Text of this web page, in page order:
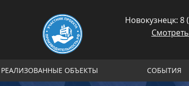
Новокузнецк: 8
РЕАЛИЗОВАННЫЕ ОБЪЕКТЫ СОБЫТИЯ